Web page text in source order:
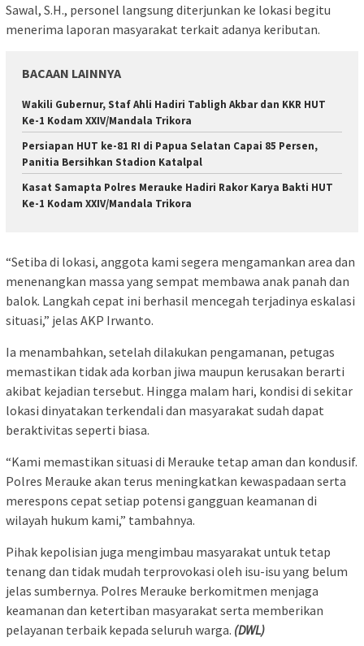
Sawal, S.H., personel langsung diterjunkan ke lokasi begitu
menerima laporan masyarakat terkait adanya keributan.
BACAAN LAINNYA
Wakili Gubernur, Staf Ahli Hadiri Tabligh Akbar dan KKR HUT
Ke-1 Kodam XXIV/Mandala Trikora
Persiapan HUT ke-81 RI di Papua Selatan Capai 85 Persen,
Panitia Bersihkan Stadion Katalpal
Kasat Samapta Polres Merauke Hadiri Rakor Karya Bakti HUT
Ke-1 Kodam XXIV/Mandala Trikora
“Setiba di lokasi, anggota kami segera mengamankan area dan
menenangkan massa yang sempat membawa anak panah dan
balok. Langkah cepat ini berhasil mencegah terjadinya eskalasi
situasi,” jelas AKP Irwanto.
Ia menambahkan, setelah dilakukan pengamanan, petugas
memastikan tidak ada korban jiwa maupun kerusakan berarti
akibat kejadian tersebut. Hingga malam hari, kondisi di sekitar
lokasi dinyatakan terkendali dan masyarakat sudah dapat
beraktivitas seperti biasa.
“Kami memastikan situasi di Merauke tetap aman dan kondusif.
Polres Merauke akan terus meningkatkan kewaspadaan serta
merespons cepat setiap potensi gangguan keamanan di
wilayah hukum kami,” tambahnya.
Pihak kepolisian juga mengimbau masyarakat untuk tetap
tenang dan tidak mudah terprovokasi oleh isu-isu yang belum
jelas sumbernya. Polres Merauke berkomitmen menjaga
keamanan dan ketertiban masyarakat serta memberikan
pelayanan terbaik kepada seluruh warga. (DWL)